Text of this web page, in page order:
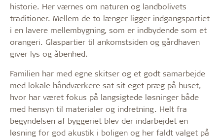
historie. Her værnes om naturen og landbolivets
traditioner. Mellem de to længer ligger indgangspartiet
i en lavere mellembygning, som er indbydende som et
orangeri. Glaspartier til ankomstsiden og gårdhaven
giver lys og åbenhed.
Familien har med egne skitser og et godt samarbejde
med lokale håndværkere sat sit eget præg på huset,
hvor har været fokus på langsigtede løsninger både
med hensyn til materialer og indretning. Helt fra
begyndelsen af byggeriet blev der indarbejdet en
løsning for god akustik i boligen og her faldt valget på